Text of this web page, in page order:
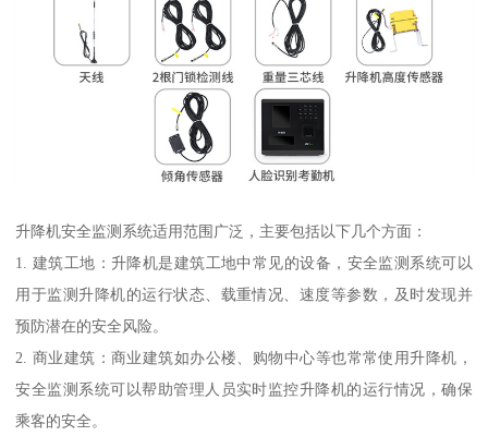
升降机安全监测系统适用范围广泛，主要包括以下几个方面：
1. 建筑工地：升降机是建筑工地中常见的设备，安全监测系统可以
用于监测升降机的运行状态、载重情况、速度等参数，及时发现并
预防潜在的安全风险。
2. 商业建筑：商业建筑如办公楼、购物中心等也常常使用升降机，
安全监测系统可以帮助管理人员实时监控升降机的运行情况，确保
乘客的安全。